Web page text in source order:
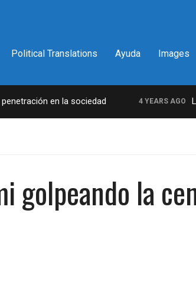
Political Translations Ayuda Images
en la sociedad 4 YEARS AGO La
golpeando la